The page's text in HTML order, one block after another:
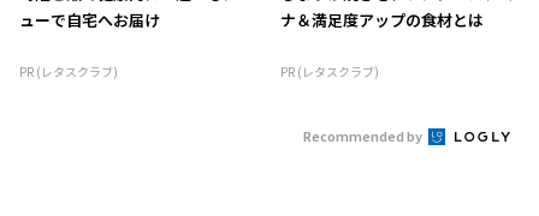
ューで自宅へお届け
PR (レタスクラブ)
ナ＆満足度アップの食材とは
PR (レタスクラブ)
Recommended by